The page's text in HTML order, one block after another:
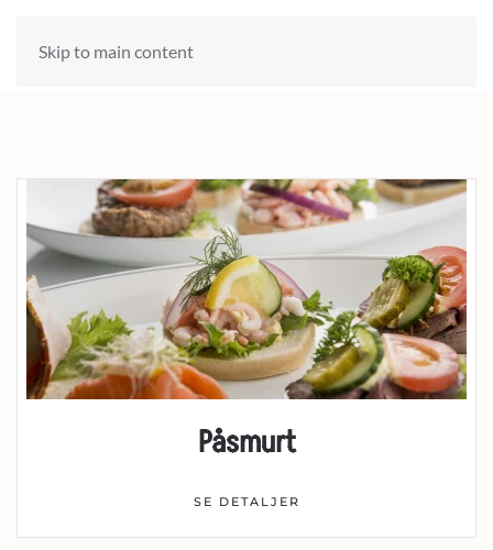
Skip to main content
Påsmurt
SE DETALJER